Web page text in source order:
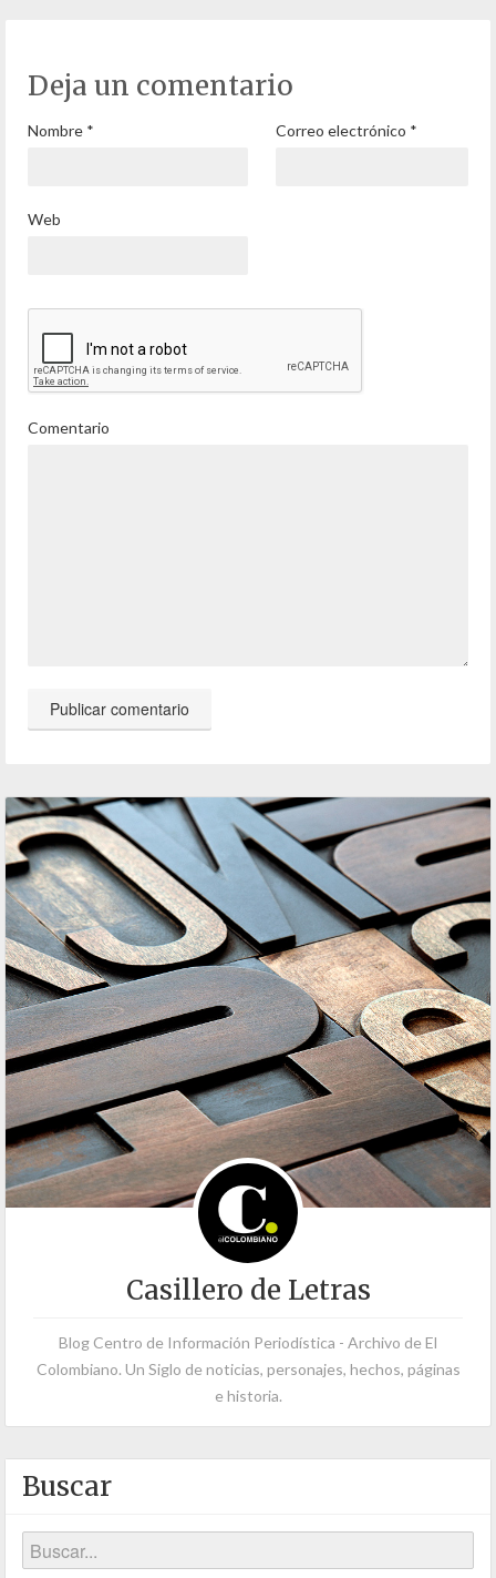
Deja un comentario
Nombre * Correo electrónico *
Web
Comentario
Casillero de Letras
Blog Centro de Información Periodística - Archivo de El
Colombiano. Un Siglo de noticias, personajes, hechos, páginas
e historia.
Buscar